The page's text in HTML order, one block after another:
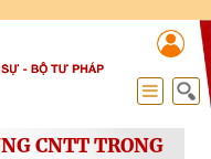
CNTT TRONG